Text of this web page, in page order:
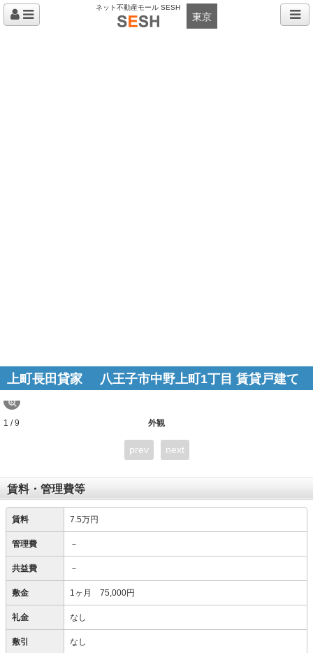
ネット不動産モール SESH
東京
上町長田貸家 八王子市中野上町1丁目 賃貸戸建て
外観
1 / 9
prev next
賃料・管理費等
賃料 7.5万円
管理費 －
共益費 －
敷金 1ヶ月 75,000円
礼金 なし
敷引 なし